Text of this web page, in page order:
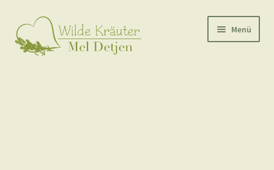
Zur
Navigation
springen
Zum
Inhalt
springen
Menü